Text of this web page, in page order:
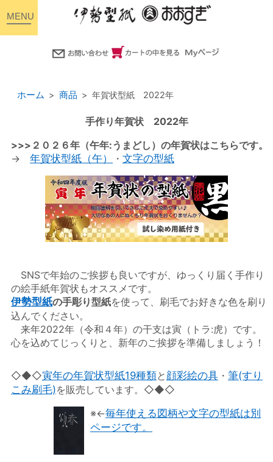
ホーム 商品 年賀状型紙 2022年
手作り年賀状 2022年
>>>２０２６年（午年:うまどし）の年賀状はこちらです。
→ 年賀状型紙（午） ・ 文字の型紙
SNSで年始のご挨拶も良いですが、ゆっくり届く手作り
の絵手紙年賀状もオススメです。
伊勢型紙の手彫り型紙を使って、刷毛でお好きな色を刷り
込んでください。
来年2022年（令和４年）の干支は寅（トラ:虎）です。
心を込めてじっくりと、新年のご挨拶を準備しましょう！
◇◆◇寅年の年賀状型紙19種類と 顔彩絵の具 ・ 筆(すり
こみ刷毛)を販売しています。◇◆◇
※←毎年使える図柄や文字の型紙は別
ページです。
toggle
navigation